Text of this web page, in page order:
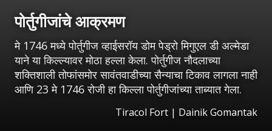
पोर्तुगीजांचे आक्रमण
मे 1746 मध्ये पोर्तुगीज व्हाईसरॉय डोम पेड्रो मिगुएल डी अल्मेडा
याने या किल्ल्यावर मोठा हल्ला केला. पोर्तुगीज नौदलाच्या
शक्तिशाली तोफांसमोर सावंतवाडीच्या सैन्याचा टिकाव लागला नाही
आणि 23 मे 1746 रोजी हा किल्ला पोर्तुगीजांच्या ताब्यात गेला.
Tiracol Fort | Dainik Gomantak